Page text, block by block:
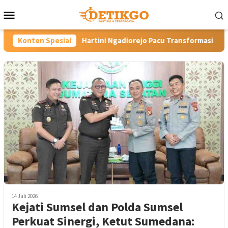
ke
Mobile
Konten Spesial
Hartini Ngadiorejo Pacu Transformasi SMKN 1 Langowan,
14 Juli 2026
Kejati Sumsel dan Polda Sumsel
Perkuat Sinergi, Ketut Sumedana: